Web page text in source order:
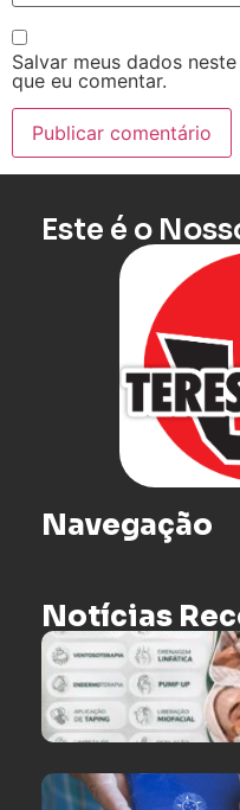
Salvar meus dados
que eu comentar.
Este é o
Navegação
Notícias